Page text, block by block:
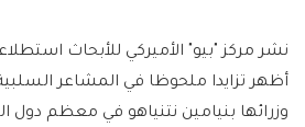
نشر مركز "بيو" الأميركي للأبحاث
أظهر تزايدا ملحوظا في المشاعر
وزرائها بنيامين نتنياهو في معظم دول